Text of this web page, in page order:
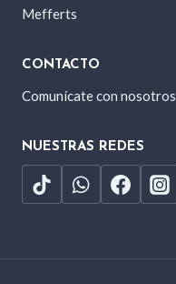
Mefferts
CONTACTO
Comunícate con nosotros
NUESTRAS REDES